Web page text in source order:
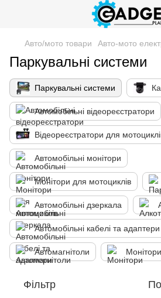
Авто/мото товари Авто-мото
Паркувальні системи
Паркувальні системи
Автомобільні відеореєстратори
Відеореєстратори для
Автомобільні монітори
Монітори для мотоциклів
Автомобільні дзеркала
Автомобільні кабелі та адаптери
Автомагнітоли
Фільтр